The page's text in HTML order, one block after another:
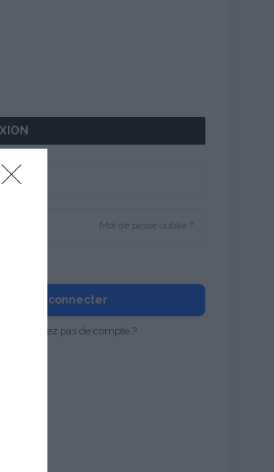
Mot de passe oublié ?
moi
Se connecter
Vous n'avez pas de compte ?